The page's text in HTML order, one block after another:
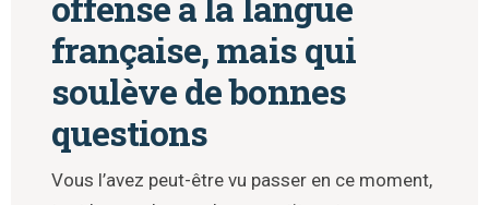
française, mais qui
soulève de bonnes
questions
Vous l’avez peut-être vu passer en ce moment,